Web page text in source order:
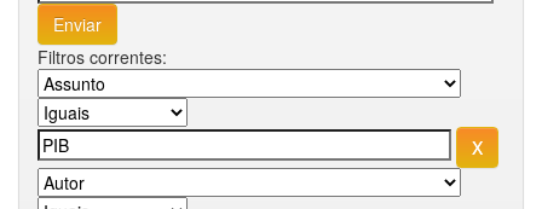
Filtros correntes: